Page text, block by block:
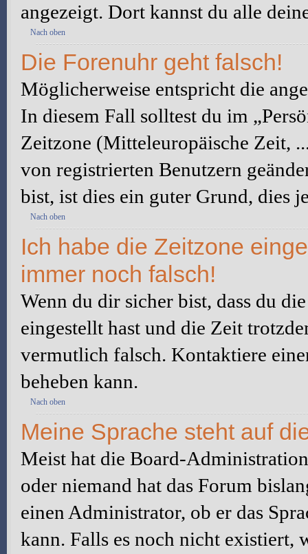
angezeigt. Dort kannst du alle
Nach oben
Die Forenuhr geht falsch!
Möglicherweise entspricht die
In diesem Fall solltest du im
Zeitzone (Mitteleuropäische Zeit,
von registrierten Benutzern
bist, ist dies ein guter Grund, dies
Nach oben
Ich habe die Zeitzone
immer noch falsch!
Wenn du dir sicher bist, dass du
eingestellt hast und die Zeit
vermutlich falsch. Kontaktiere
beheben kann.
Nach oben
Meine Sprache steht auf
Meist hat die Board-
oder niemand hat das Forum
einen Administrator, ob er das
kann. Falls es noch nicht existiert,